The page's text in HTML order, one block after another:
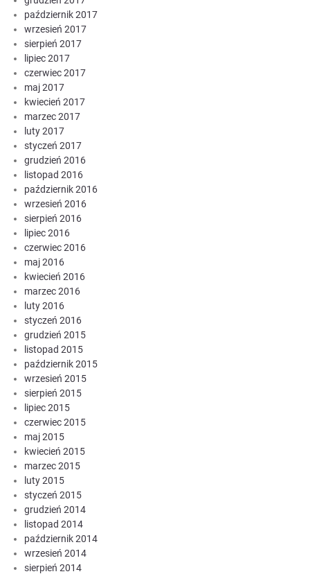
październik 2017
wrzesień 2017
sierpień 2017
lipiec 2017
czerwiec 2017
maj 2017
kwiecień 2017
marzec 2017
luty 2017
styczeń 2017
grudzień 2016
listopad 2016
październik 2016
wrzesień 2016
sierpień 2016
lipiec 2016
czerwiec 2016
maj 2016
kwiecień 2016
marzec 2016
luty 2016
styczeń 2016
grudzień 2015
listopad 2015
październik 2015
wrzesień 2015
sierpień 2015
lipiec 2015
czerwiec 2015
maj 2015
kwiecień 2015
marzec 2015
luty 2015
styczeń 2015
grudzień 2014
listopad 2014
październik 2014
wrzesień 2014
sierpień 2014